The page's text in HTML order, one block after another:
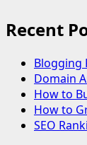
Recent
Blogging
Domain
How to
How to
SEO